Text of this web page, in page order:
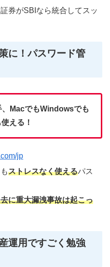
券がSBIなら統合してスッ
に！パスワード管
、MacでもWindowsでも
える！
jp
ストレスなく使えるパス
に重大漏洩事故は起こっ
運用ですごく勉強